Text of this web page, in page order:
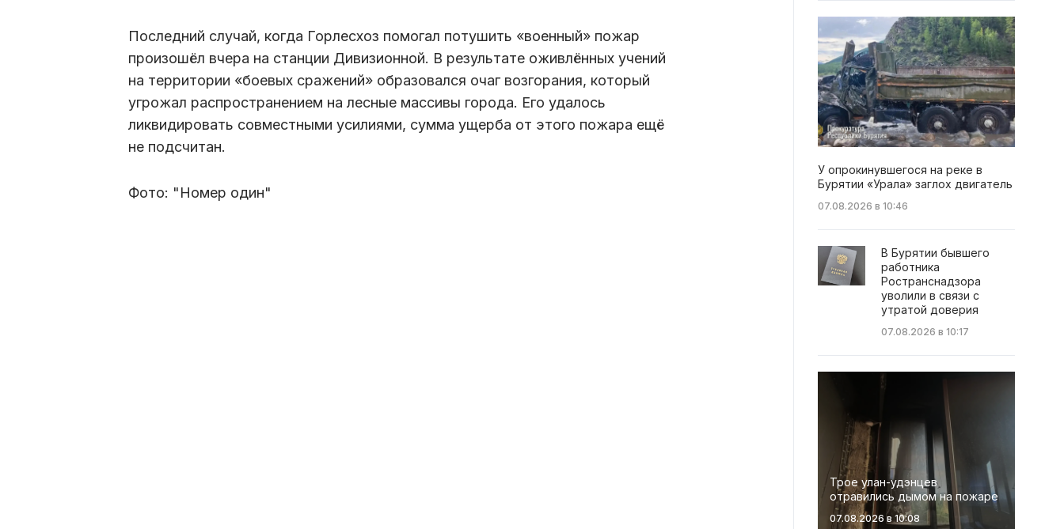
Последний случай, когда Горлесхоз помогал потушить «военный» пожар
произошёл вчера на станции Дивизионной. В результате оживлённых учений
на территории «боевых сражений» образовался очаг возгорания, который
угрожал распространением на лесные массивы города. Его удалось
ликвидировать совместными усилиями, сумма ущерба от этого пожара ещё
не подсчитан.
Фото: "Номер один"
У опрокинувшегося на реке в
Бурятии «Урала» заглох двигатель
07.08.2026 в 10:46
В Бурятии бывшего
работника
Ространснадзора
уволили в связи с
утратой доверия
07.08.2026 в 10:17
Трое улан-удэнцев
отравились дымом на пожаре
07.08.2026 в 10:08